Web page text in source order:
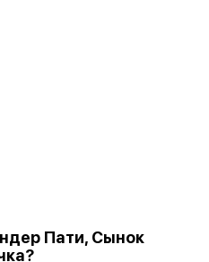
Пати, Сынок